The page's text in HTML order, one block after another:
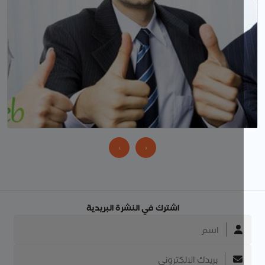
اشترك في النشرة البريدية